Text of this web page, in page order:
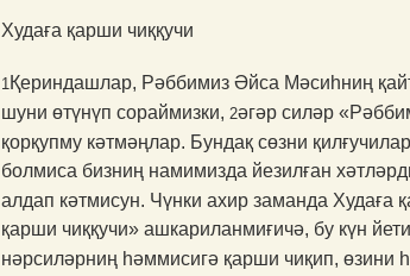
Худаға қарши чиққучи
1Қериндашлар, Рәббимиз Әйса Мәсиһниң
шуни өтүнүп сораймизки, 2әгәр силәр
қорқупму кәтмәңлар. Бундақ сөзни
болмиса бизниң намимизда йезилған
алдап кәтмисун. Чүнки ахир заманда Худаға
қарши чиққучи» ашкариланмиғичә, бу күн
нәрсиләрниң һәммисигә қарши чиқип, өзини